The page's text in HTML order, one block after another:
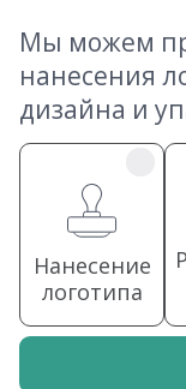
Мы можем
нанесения
дизайна и
Нанесение
логотипа